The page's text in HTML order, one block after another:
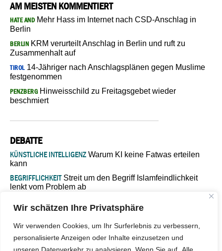
Wir schätzen Ihre Privatsphäre
Wir verwenden Cookies, um Ihr Surferlebnis zu verbessern,
personalisierte Anzeigen oder Inhalte einzusetzen und
AM MEISTEN KOMMENTIERT
HATE ANDMehr Hass im Internet nach CSD-Anschlag in
Berlin
BERLIN KRM verurteilt Anschlag in Berlin und ruft zu
Zusammenhalt auf
TIROL14-Jähriger nach Anschlagsplänen gegen Muslime
festgenommen
PENZBERGHinweisschild zu Freitagsgebet wieder
beschmiert
DEBATTE
KÜNSTLICHE INTELLIGENZ Warum KI keine Fatwas erteilen
kann
BEGRIFFLICHKEITStreit um den Begriff Islamfeindlichkeit
lenkt vom Problem ab
Verantwortung bleibt“
ISLAMISCHE FAKULTÄT IN MÜNSTEREine kritische Schwelle für
die deutsche Religionspolitik
GASTBEITRAGWarum die muslimische Welt eine neue